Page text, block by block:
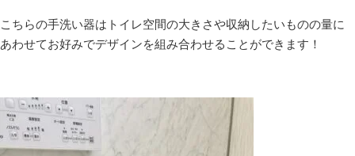
こちらの手洗い器はトイレ空間の大きさや収納したいものの量に
あわせてお好みでデザインを組み合わせることができます！